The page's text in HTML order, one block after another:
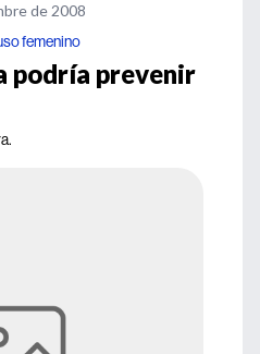
de 2008
femenino
podría prevenir